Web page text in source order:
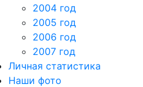
2004 год
2005 год
2006 год
2007 год
Личная статистика
Наши фото